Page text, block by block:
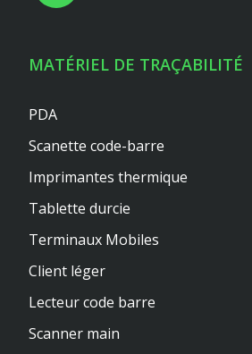
MATÉRIEL DE TRAÇABILITÉ
PDA
Scanette code-barre
Imprimantes thermique
Tablette durcie
Terminaux Mobiles
Client léger
Lecteur code barre
Scanner main